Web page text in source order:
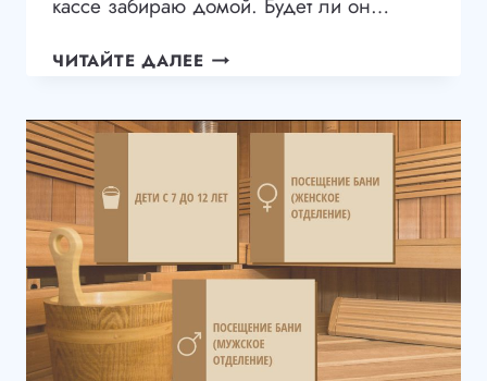
кассе забираю домой. Будет ли он…
ЧИТАЙТЕ ДАЛЕЕТЕРМИНАЛ ДЛЯ